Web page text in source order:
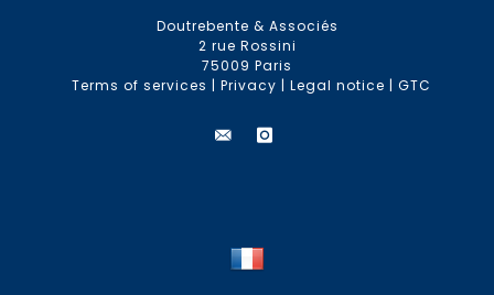
Doutrebente & Associés
2 rue Rossini
75009 Paris
Terms of services | Privacy | Legal notice | GTC